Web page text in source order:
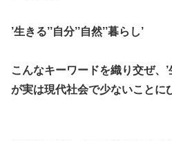
’生きる’’自分’’自然’’暮らし’
こんなキーワードを織り交ぜ、
が実は現代社会で少ないことに